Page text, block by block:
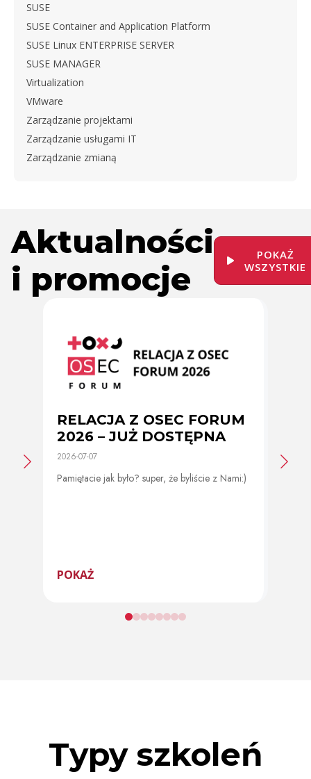
SUSE
SUSE Container and Application Platform
SUSE Linux ENTERPRISE SERVER
SUSE MANAGER
Virtualization
VMware
Zarządzanie projektami
Zarządzanie usługami IT
Zarządzanie zmianą
Aktualności
i promocje
POKAŻ
WSZYSTKIE
RELACJA Z OSEC FORUM
2026 – JUŻ DOSTĘPNA
2026-07-07
Pamiętacie jak było? super, że byliście z Nami:)
POKAŻ
2026-
Typy szkoleń